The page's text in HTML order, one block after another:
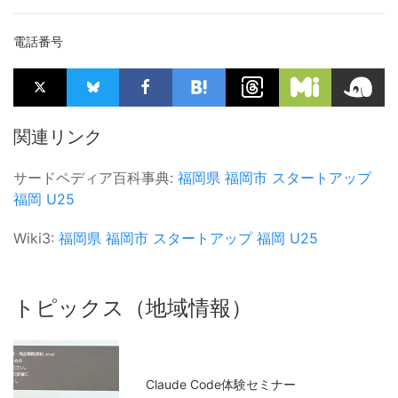
電話番号
関連リンク
サードペディア百科事典: 福岡県 福岡市 スタートアップ
福岡 U25
Wiki3: 福岡県 福岡市 スタートアップ 福岡 U25
トピックス（地域情報）
Claude Code体験セミナー